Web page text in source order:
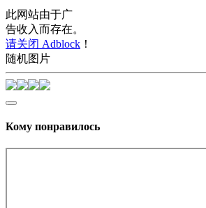
此网站由于广
告收入而存在。
请关闭 Adblock ！
随机图片
Кому понравилось